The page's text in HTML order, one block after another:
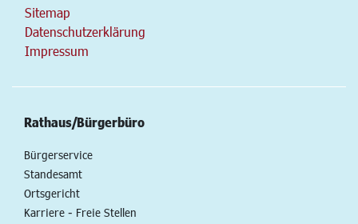
Sitemap
Datenschutzerklärung
Impressum
Rathaus/Bürgerbüro
Bürgerservice
Standesamt
Ortsgericht
Karriere - Freie Stellen